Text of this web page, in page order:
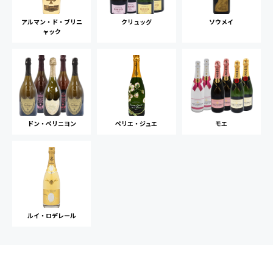
アルマン・ド・ブリニ
ャック
クリュッグ ソウメイ
ドン・ペリニヨン ペリエ・ジュエ モエ
ルイ・ロデレール